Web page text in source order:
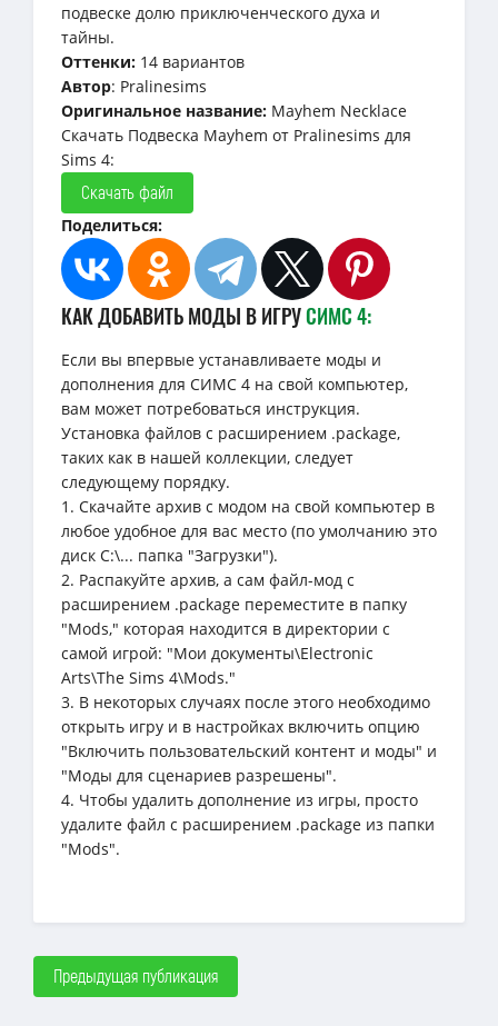
подвеске долю приключенческого духа и
тайны.
Оттенки: 14 вариантов
Автор: Pralinesims
Оригинальное название: Mayhem Necklace
Скачать Подвеска Mayhem от Pralinesims для
Sims 4:
Скачать файл
Поделиться:
КАК ДОБАВИТЬ МОДЫ В ИГРУСИМС 4:
Если вы впервые устанавливаете моды и
дополнения для СИМС 4 на свой компьютер,
вам может потребоваться инструкция.
Установка файлов с расширением .package,
таких как в нашей коллекции, следует
следующему порядку.
1. Скачайте архив с модом на свой компьютер в
любое удобное для вас место (по умолчанию это
диск C:\... папка "Загрузки").
2. Распакуйте архив, а сам файл-мод с
расширением .package переместите в папку
"Mods," которая находится в директории с
самой игрой: "Мои документы\Electronic
Arts\The Sims 4\Mods."
3. В некоторых случаях после этого необходимо
открыть игру и в настройках включить опцию
"Включить пользовательский контент и моды" и
"Моды для сценариев разрешены".
4. Чтобы удалить дополнение из игры, просто
удалите файл с расширением .package из папки
"Mods".
Предыдущая публикация